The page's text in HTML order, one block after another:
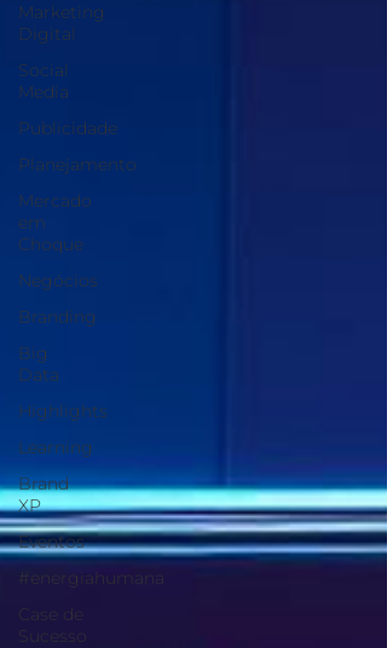
Marketing
Digital
Social
Media
Publicidade
Planejamento
Mercado
em
Choque
Negócios
Branding
Big
Data
Highlights
Learning
Brand
XP
Eventos
#energiahumana
Case de
Sucesso